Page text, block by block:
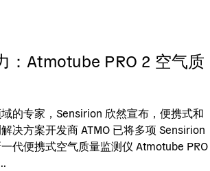
：Atmotube PRO 2 空气质
的专家，Sensirion 欣然宣布，便携式和
决方案开发商 ATMO 已将多项 Sensirion
代便携式空气质量监测仪 Atmotube PRO